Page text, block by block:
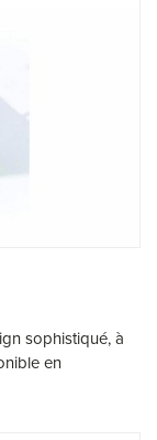
sophistiqué, à
en